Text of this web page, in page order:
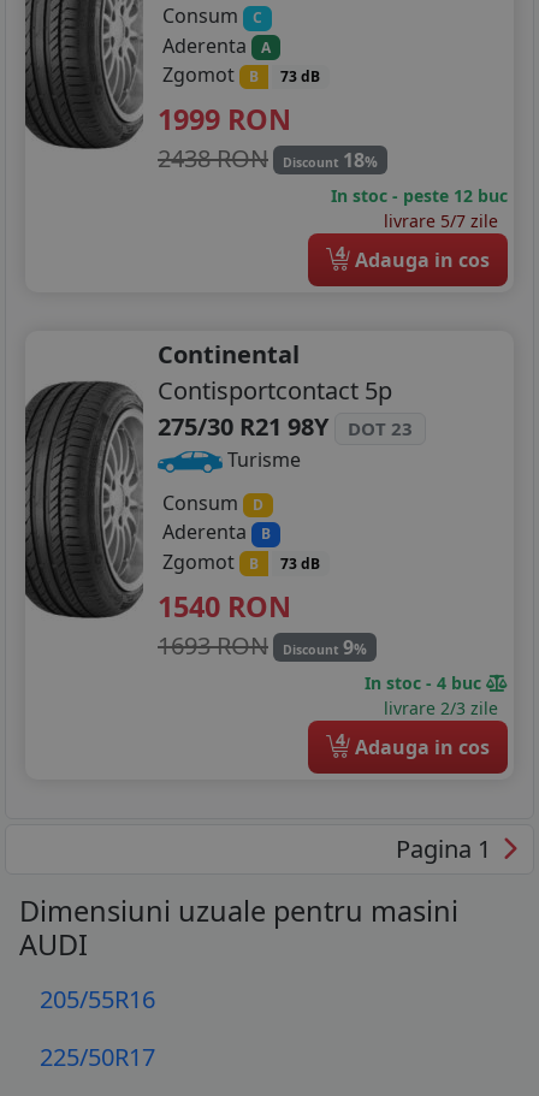
Consum C
Aderenta A
Zgomot B 73 dB
1999 RON
2438 RON Discount 18%
In stoc - peste 12 buc
livrare 5/7 zile
4 Adauga in cos
Continental
Contisportcontact 5p
275/30 R21 98Y
DOT 23
Turisme
Consum
D
Aderenta B
Zgomot B 73 dB
1540 RON
1693 RON Discount 9%
In stoc - 4 buc
livrare 2/3 zile
4 Adauga in cos
Pagina 1
Dimensiuni uzuale pentru masini
AUDI
205/55R16
225/50R17